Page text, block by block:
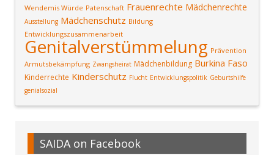
Wendemis Würde Patenschaft Frauenrechte Mädchenrechte
Ausstellung Mädchenschutz Bildung
Entwicklungszusammenarbeit
Genitalverstümmelung Prävention
Armutsbekämpfung Zwangsheirat Mädchenbildung Burkina Faso
Kinderrechte Kinderschutz Flucht Entwicklungspolitik Geburtshilfe
genialsozial
SAIDA on Facebook